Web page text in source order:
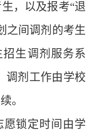
， 以及报考“退
之间调剂的考生
招生调剂服务系
调剂工作由学校
。
锁定时间由学